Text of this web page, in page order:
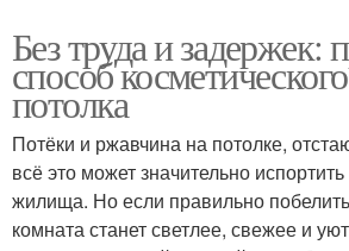
Без труда и задержек:
способ
потолка
Потёки и ржавчина на потолке,
всё это может значительно
жилища. Но если правильно
комната станет светлее, свежее и